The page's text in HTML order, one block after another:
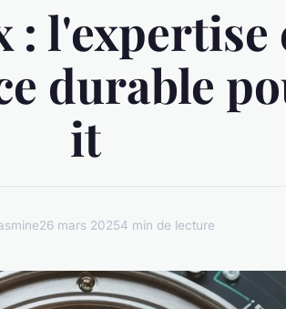
: l'expertise
durable
it
26 mars 20254 min de lecture